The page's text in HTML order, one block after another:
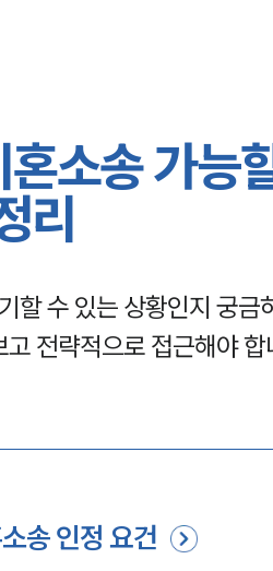
소송 가능
리
할 수 있는 상황인지 궁
전략적으로 접근해야 합
송 인정 요건